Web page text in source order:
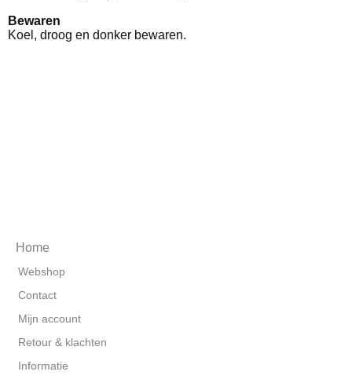
Bewaren
Koel, droog en donker bewaren.
Home
Webshop
Contact
Mijn account
Retour & klachten
Informatie